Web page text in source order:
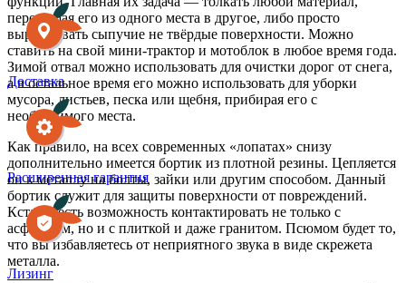
перемещая его из одного места в другое, либо просто
выравнивать сыпучие не твёрдые поверхности. Можно
ставить на свой мини-трактор и мотоблок в любое время года.
Зимой отвал можно использовать для очистки дорог от снега,
а в остальное время его можно использовать для уборки
мусора, листьев, песка или щебня, прибирая его с
необходимого места.
Как правило, на всех современных «лопатах» снизу
дополнительно имеется бортик из плотной резины. Цепляется
он к металлу на болты, зайки или другим способом. Данный
бортик служит для защиты поверхности от повреждений.
Кстати, есть возможность контактировать не только с
асфальтом, но и с плиткой и даже гранитом. Псюмом будет то,
что вы избавляетесь от неприятного звука в виде скрежета
металла.
Доставка
Расширенная гарантия
Лизинг